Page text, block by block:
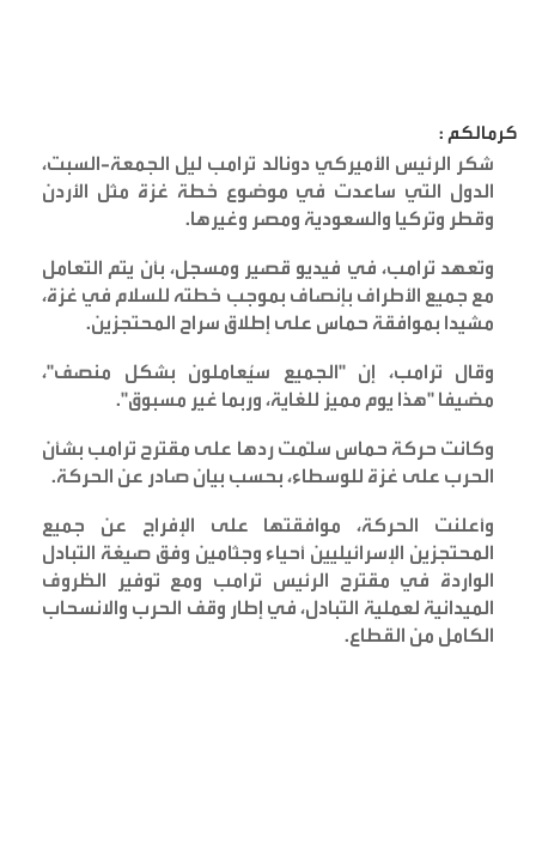
كرمالكم :
شكر الرئيس الأميركي دونالد ترامب ليل الجمعة-السبت،
الدول التي ساعدت في موضوع خطة غزة مثل الأردن
وقطر وتركيا والسعودية ومصر وغيرها.
وتعهد ترامب، في فيديو قصير ومسجل، بأن يتم التعامل
مع جميع الأطراف بإنصاف بموجب خطته للسلام في غزة،
مشيدا بموافقة حماس على إطلاق سراح المحتجزين.
وقال ترامب، إن "الجميع سيُعاملون بشكل منصف"،
مضيفا "هذا يوم مميز للغاية، وربما غير مسبوق".
وكانت حركة حماس سلّمت ردها على مقترح ترامب بشأن
الحرب على غزة للوسطاء، بحسب بيان صادر عن الحركة.
وأعلنت الحركة، موافقتها على الإفراج عن جميع
المحتجزين الإسرائيليين أحياء وجثامين وفق صيغة التبادل
الواردة في مقترح الرئيس ترامب ومع توفير الظروف
الميدانية لعملية التبادل، في إطار وقف الحرب والانسحاب
الكامل من القطاع.